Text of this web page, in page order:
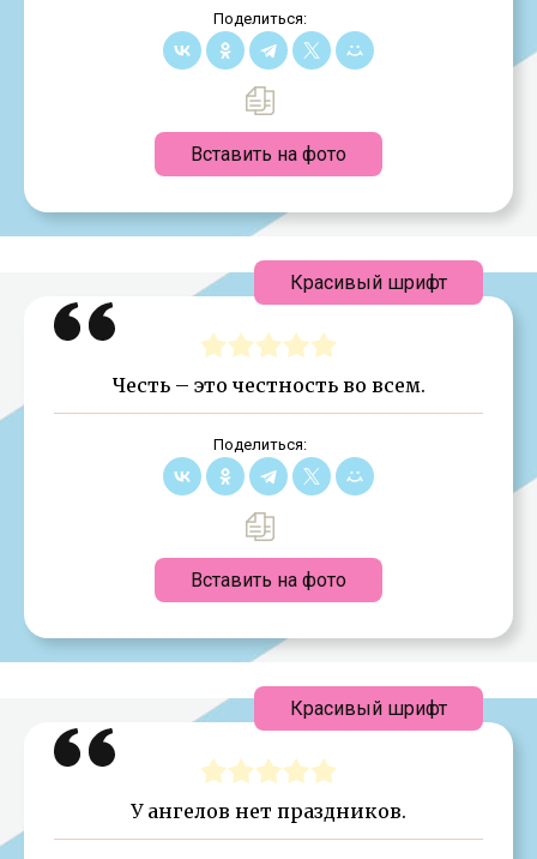
Поделиться:
Вставить на фото
Честь – это честность во всем.
Поделиться:
Вставить на фото
Красивый шрифт
У ангелов нет праздников.
Красивый шрифт